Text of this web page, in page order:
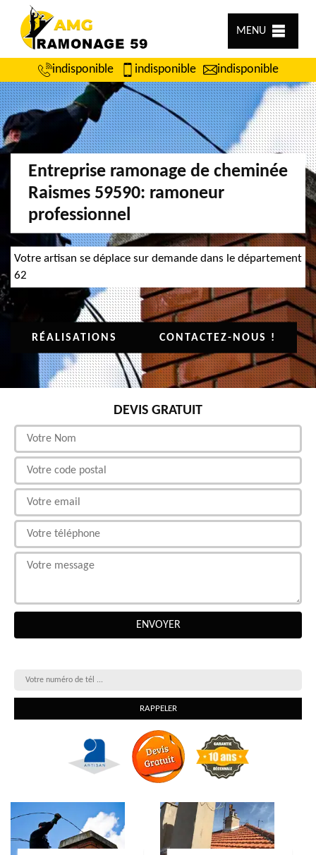
MENU
indisponible indisponible indisponible
Entreprise ramonage de cheminée
Raismes 59590: ramoneur
professionnel
Votre artisan se déplace sur demande dans le département
62
RÉALISATIONS CONTACTEZ-NOUS !
DEVIS GRATUIT